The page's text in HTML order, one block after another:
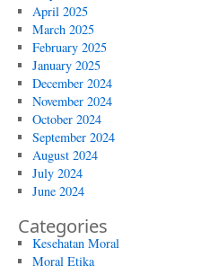
April 2025
March 2025
February 2025
January 2025
December 2024
November 2024
October 2024
September 2024
August 2024
July 2024
June 2024
Categories
Kesehatan Moral
Moral Etika